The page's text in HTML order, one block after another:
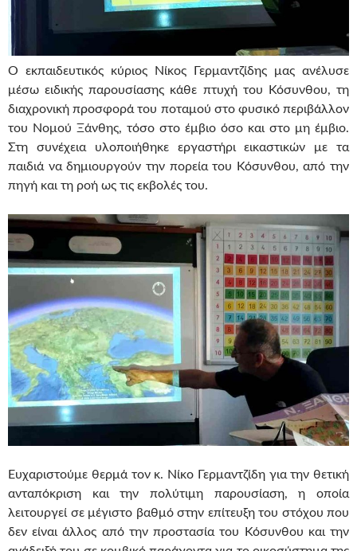
Ο εκπαιδευτικός κύριος Νίκος Γερμαντζίδης μας ανέλυσε
μέσω ειδικής παρουσίασης κάθε πτυχή του Κόσυνθου, τη
διαχρονική προσφορά του ποταμού στο φυσικό περιβάλλον
του Νομού Ξάνθης, τόσο στο έμβιο όσο και στο μη έμβιο.
Στη συνέχεια υλοποιήθηκε εργαστήρι εικαστικών με τα
παιδιά να δημιουργούν την πορεία του Κόσυνθου, από την
πηγή και τη ροή ως τις εκβολές του.
Ευχαριστούμε θερμά τον κ. Νίκο Γερμαντζίδη για την θετική
ανταπόκριση και την πολύτιμη παρουσίαση, η οποία
λειτουργεί σε μέγιστο βαθμό στην επίτευξη του στόχου που
δεν είναι άλλος από την προστασία του Κόσυνθου και την